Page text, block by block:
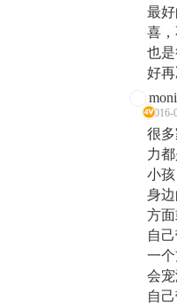
最
喜
也
好再
2016-
很
力
小
身
方
自
一
会
自